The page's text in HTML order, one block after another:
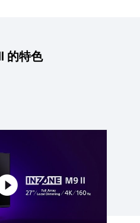
的特色
M9 II 的特色